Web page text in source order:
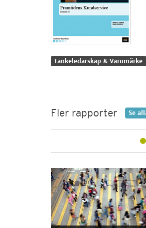
Tankeledarskap & Varumärke
Fler rapporter Se